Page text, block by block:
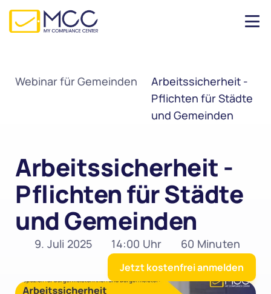
Webinar für Gemeinden
Arbeitssicherheit -
Pflichten für Städte
und Gemeinden
Arbeitssicherheit -
Pflichten für Städte
und Gemeinden
9. Juli 2025 14:00 Uhr 60 Minuten
Jetzt kostenfrei anmelden